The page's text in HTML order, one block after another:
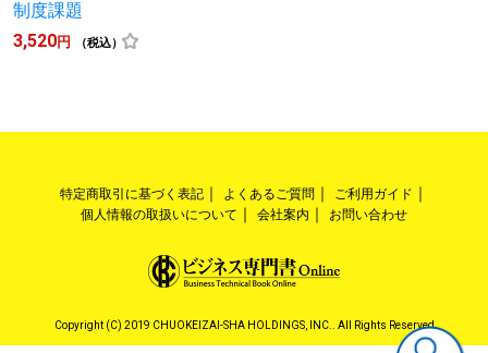
制度課題
3,520円 （税込）
特定商取引に基づく表記 よくあるご質問
ご利用ガイド
個人情報の取扱いについて
会社案内 お問い合わせ
Copyright (C) 2019 CHUOKEIZAI-SHA HOLDINGS, INC.. All Rights Reserved